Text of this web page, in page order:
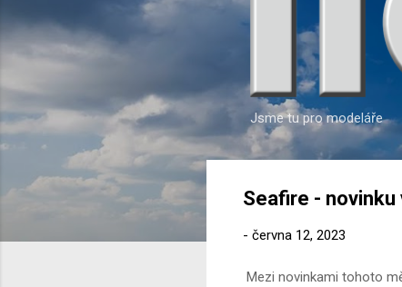
Jsme tu pro modeláře
Seafire -
- června 12, 2023
Mezi novinkami tohoto